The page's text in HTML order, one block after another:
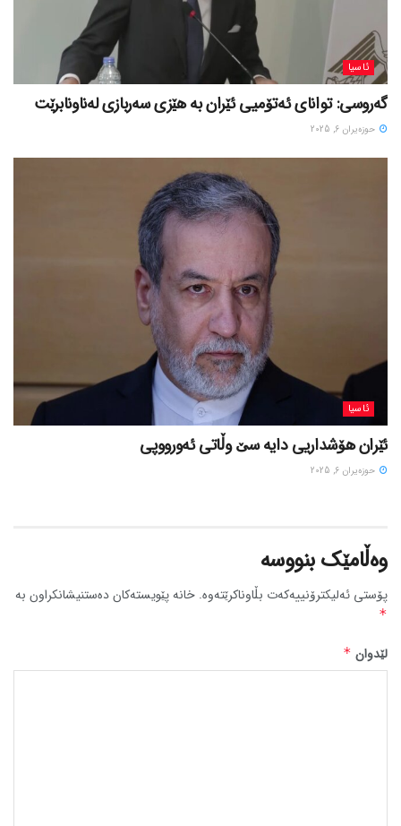
ئاسیا
گەروسی: توانای ئەتۆمیی ئێران بە هێزی سەربازی لەناونابرێت
حوزه‌یران 6, 2025
ئاسیا
ئێران هۆشداریی دایە سێ وڵاتی ئەورووپی
حوزه‌یران 6, 2025
وەڵامێک بنووسە
پۆستی ئەلیکترۆنییەکەت بڵاوناکرێتەوە. خانە پێویستەکان دەستنیشانکراون بە
*
لێدوان *